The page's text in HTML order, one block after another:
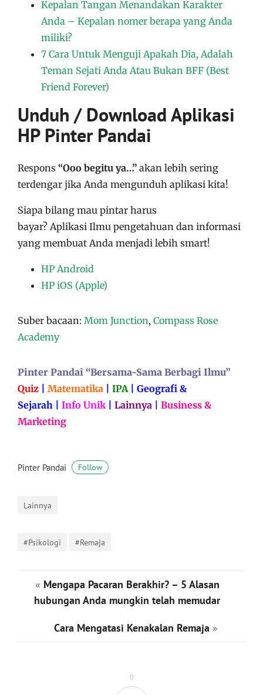
0
Kepalan Tangan Menandakan Karakter
Anda – Kepalan nomer berapa yang Anda
miliki?
7 Cara Untuk Menguji Apakah Dia, Adalah
Teman Sejati Anda Atau Bukan BFF (Best
Friend Forever)
Unduh / Download Aplikasi
HP Pinter Pandai
Respons “Ooo begitu ya…” akan lebih sering
terdengar jika Anda mengunduh aplikasi kita!
Siapa bilang mau pintar harus
bayar? Aplikasi Ilmu pengetahuan dan informasi
yang membuat Anda menjadi lebih smart!
HP Android
HP iOS (Apple)
Suber bacaan: Mom Junction, Compass Rose
Academy
Pinter Pandai “Bersama-Sama Berbagi Ilmu”
Quiz
Matematika IPA
Geografi &
Sejarah
Info Unik Lainnya
Business &
Marketing
Pinter Pandai Follow
Lainnya
#Psikologi #Remaja
« Mengapa Pacaran Berakhir? – 5 Alasan
hubungan Anda mungkin telah memudar
Cara Mengatasi Kenakalan Remaja »